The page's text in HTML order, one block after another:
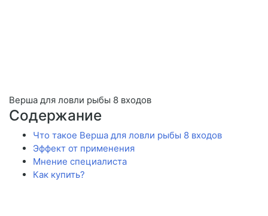
Верша для ловли рыбы 8 входов
Содержание
Что такое Верша для ловли рыбы 8 входов
Эффект от применения
Мнение специалиста
Как купить?